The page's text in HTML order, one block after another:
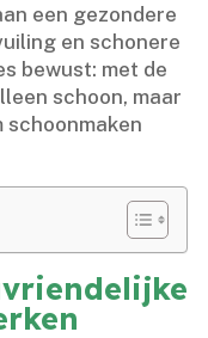
een gezondere
en schonere
bewust: met de
schoon, maar
schoonmaken